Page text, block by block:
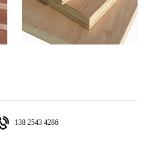
138 2543 4286